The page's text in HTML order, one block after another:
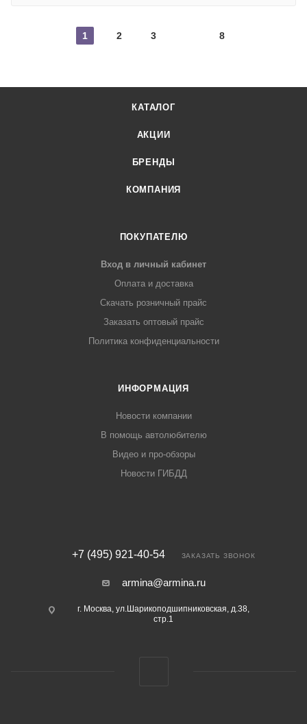
1 2 3 8
КАТАЛОГ
АКЦИИ
БРЕНДЫ
КОМПАНИЯ
ПОКУПАТЕЛЮ
Вход в личный кабинет
Оплата и доставка
Скачать розничный прайс
Заказать оптовый прайс
Политика конфиденциальности
ИНФОРМАЦИЯ
Новости компании
В помощь автолюбителю
Видео и про-обзоры
Новости ГИБДД
+7 (495) 921-40-54 ЗАКАЗАТЬ ЗВОНОК
armina@armina.ru
г. Москва, ул.Шарикоподшипниковская, д.38,
стр.1